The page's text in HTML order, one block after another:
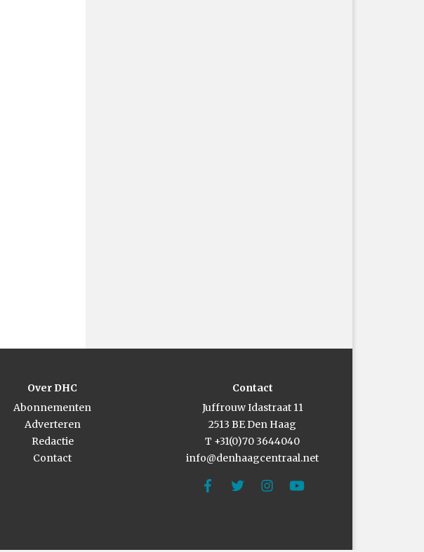
Over DHC
Abonnementen
Adverteren
Redactie
Contact
Contact
Juffrouw Idastraat 11
2513 BE Den Haag
T +31(0)70 3644040
info@denhaagcentraal.net